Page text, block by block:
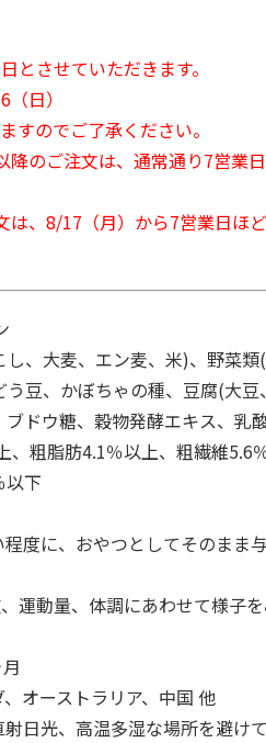
込)
ぐるぐるボーン型 S
こ用
とさせていただきます。
日）
すのでご了承ください。
降のご注文は、通常通り7営業
は、8/17（月）から7営業日ほ
し、大麦、エン麦、米)、野菜類
豆、かぼちゃの種、豆腐(大豆
ドウ糖、穀物発酵エキス、乳
、粗脂肪4.1％以上、粗繊維5.6
以下
度に、おやつとしてそのまま
運動量、体調にあわせて様子
オーストラリア、中国 他
射日光、高温多湿な場所を避け